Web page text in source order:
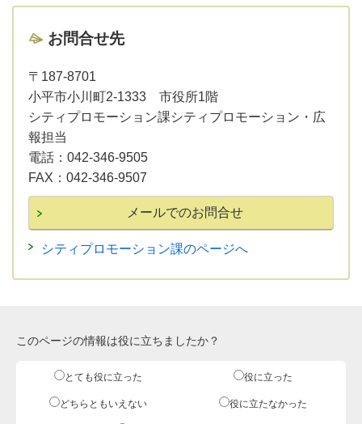
お問合せ先
〒187-8701
小平市小川町2-1333 市役所1階
シティプロモーション課シティプロモーション・広
報担当
電話： 042-346-9505
FAX： 042-346-9507
シティプロモーション課のページへ
このページの情報は役に立ちましたか？
とても役に立った 役に立った
どちらともいえない 役に立たなかった